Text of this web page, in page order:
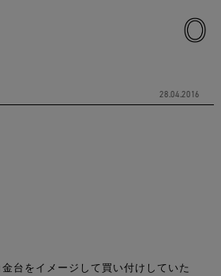
28.04.2016
台をイメージして買い付けしていた